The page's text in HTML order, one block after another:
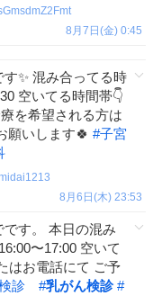
8月7日(金) 0:45
✨ 混み合ってる時
空いてる時間帯👇
を希望される方は
願いします🍀 #子宮
8月6日(木) 23:53
す。 本日の混み
〜17:00 空いて
はお電話にて ご予
診 #乳がん検診 #